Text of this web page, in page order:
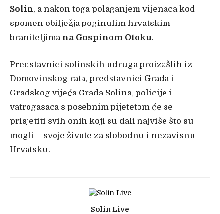
Solin, a nakon toga polaganjem vijenaca kod
spomen obilježja poginulim hrvatskim
braniteljima na Gospinom Otoku.
Predstavnici solinskih udruga proizašlih iz
Domovinskog rata, predstavnici Grada i
Gradskog vijeća Grada Solina, policije i
vatrogasaca s posebnim pijetetom će se
prisjetiti svih onih koji su dali najviše što su
mogli – svoje živote za slobodnu i nezavisnu
Hrvatsku.
Solin Live